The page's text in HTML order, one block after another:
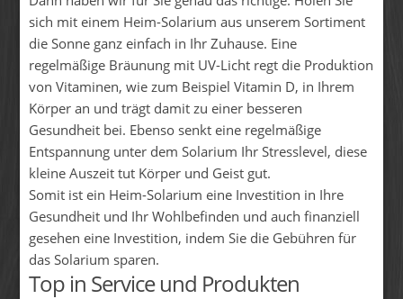
sich mit einem Heim-Solarium aus unserem Sortiment
die Sonne ganz einfach in Ihr Zuhause. Eine
regelmäßige Bräunung mit UV-Licht regt die Produktion
von Vitaminen, wie zum Beispiel Vitamin D, in Ihrem
Körper an und trägt damit zu einer besseren
Gesundheit bei. Ebenso senkt eine regelmäßige
Entspannung unter dem Solarium Ihr Stresslevel, diese
kleine Auszeit tut Körper und Geist gut.
Somit ist ein Heim-Solarium eine Investition in Ihre
Gesundheit und Ihr Wohlbefinden und auch finanziell
gesehen eine Investition, indem Sie die Gebühren für
das Solarium sparen.
Top in Service und Produkten